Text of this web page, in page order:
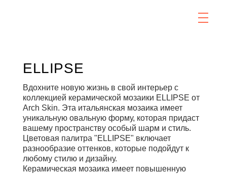
ELLIPSE
Вдохните новую жизнь в свой интерьер с
коллекцией керамической мозаики ELLIPSE от
Arch Skin. Эта итальянская мозаика имеет
уникальную овальную форму, которая придаст
вашему пространству особый шарм и стиль.
Цветовая палитра "ELLIPSE" включает
разнообразие оттенков, которые подойдут к
любому стилю и дизайну.
Керамическая мозаика имеет повышенную